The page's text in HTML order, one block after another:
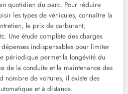
quotidien du parc. Pour réduire
les types de véhicules, connaître la
le prix de carburant,
Une étude complète des charges
indispensables pour limiter
périodique permet la longévité du
de la conduite et la maintenance des
nombre de voitures, il existe des
et à distance.